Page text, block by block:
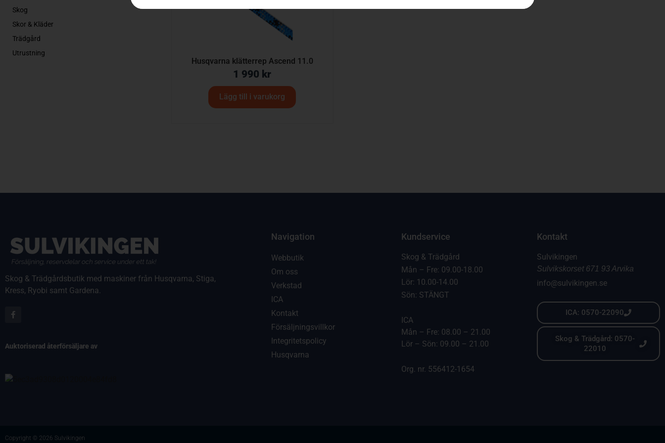
Skog
Skor & Kläder
Trädgård
Utrustning
Husqvarna klätterrep Ascend 11.0
1 990 kr
Lägg till i varukorg
Skog & Trädgårdsbutik med maskiner från Husqvarna, Stiga,
Kress, Ryobi samt Gardena.
Auktoriserad återförsäljare av
Navigation
Webbutik
Om oss
Verkstad
ICA
Kontakt
Försäljningsvillkor
Integritetspolicy
Husqvarna
Kundservice
Skog & Trädgård
Mån – Fre: 09.00-18.00
Lör: 10.00-14.00
Sön: STÄNGT
ICA
Mån – Fre: 08.00 – 21.00
Lör – Sön: 09.00 – 21.00
Org. nr. 556412-1654
Kontakt
Sulvikingen
Sulvikskorset 671 93 Arvika
info@sulvikingen.se
ICA: 0570-22090
Skog & Trädgård: 0570-
22010
Copyright © 2026 Sulvikingen